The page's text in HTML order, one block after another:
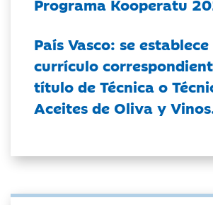
País Vasco: se establece
currículo
título de Técnica o
Aceites de Oliva y